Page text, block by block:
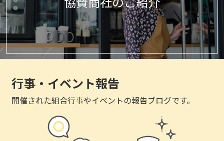
行事・イベント報告
開催された組合行事やイベントの報告ブログです。